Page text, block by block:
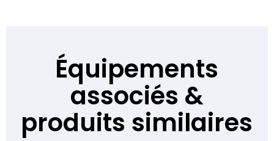
Équipements
associés &
produits similaires